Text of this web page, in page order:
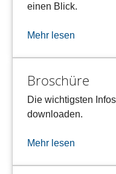
einen Blick.
Mehr lesen
Broschüre
Die wichtigsten
downloaden.
Mehr lesen